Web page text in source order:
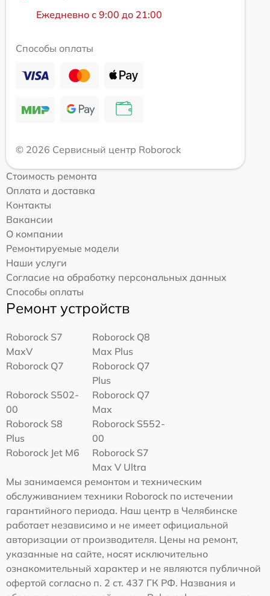
Ежедневно с 9:00 до 21:00
Способы оплаты
© 2026 Сервисный центр Roborock
Стоимость ремонта
Оплата и доставка
Контакты
Вакансии
О компании
Ремонтируемые модели
Наши услуги
Согласие на обработку персональных данных
Способы оплаты
Ремонт устройств
Roborock S7
MaxV
Roborock Q8
Max Plus
Roborock Q7
Roborock Q7
Plus
Roborock S502-
00
Roborock Q7
Max
Roborock S8
Plus
Roborock S552-
00
Roborock Jet M6
Roborock S7
Max V Ultra
Мы занимаемся ремонтом и техническим
обслуживанием техники Roborock по истечении
гарантийного периода. Наш центр в Челябинске
работает независимо и не имеет официальной
авторизации от производителя. Цены на ремонт,
указанные на сайте, носят исключительно
ознакомительный характер и не являются публичной
офертой согласно п. 2 ст. 437 ГК РФ. Названия и